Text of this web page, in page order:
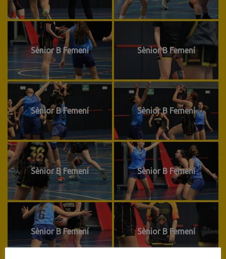
Sènior B Femení Sènior B Femení
Sènior B Femení Sènior B Femení
Sènior B Femení Sènior B Femení
Sènior B Femení Sènior B Femení